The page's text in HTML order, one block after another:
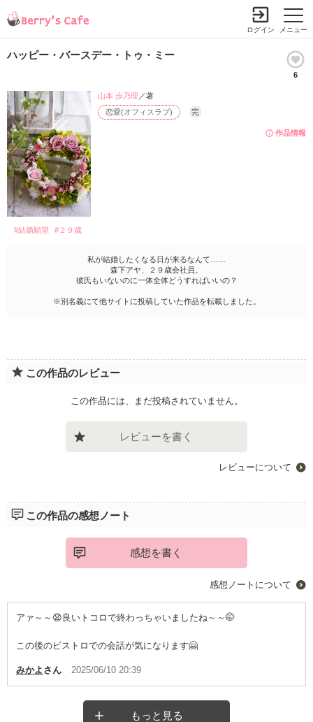
メニュー
ログイン
ハッピー・バースデー・トゥ・ミー
6
作品情報
恋愛(オフィスラブ) 完
山本 歩乃理 ／著
#結婚願望 #２９歳
私が結婚したくなる日が来るなんて……
森下アヤ、２９歳会社員。
彼氏もいないのに一体全体どうすればいいの？
※別名義にて他サイトに投稿していた作品を転載しました。
この作品のレビュー
この作品には、まだ投稿されていません。
レビューを書く
レビューについて
この作品の感想ノート
感想を書く
感想ノートについて
アァ～～😧良いトコロで終わっちゃいましたね～～🤭
この後のビストロでの会話が気になります🤗
みかよ さん 2025/06/10 20:39
もっと見る